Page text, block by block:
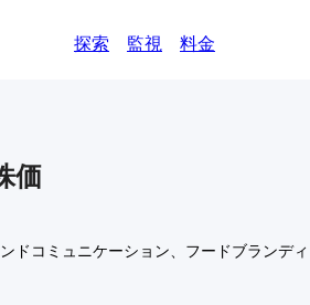
探索 監視 料金
価
ドコミュニケーション、フードブランデ